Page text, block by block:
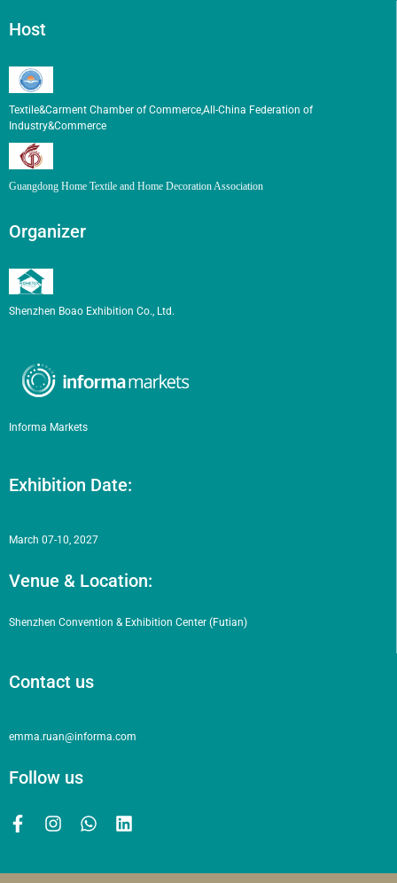
Host
Textile&Carment Chamber of Commerce,All-China Federation of
Industry&Commerce
Guangdong Home Textile and Home Decoration Association
Organizer
Shenzhen Boao Exhibition Co., Ltd.
Informa Markets
Exhibition Date:
March 07-10, 2027
Venue & Location:
Shenzhen Convention & Exhibition Center (Futian)
Contact us
emma.ruan@informa.com
Follow us